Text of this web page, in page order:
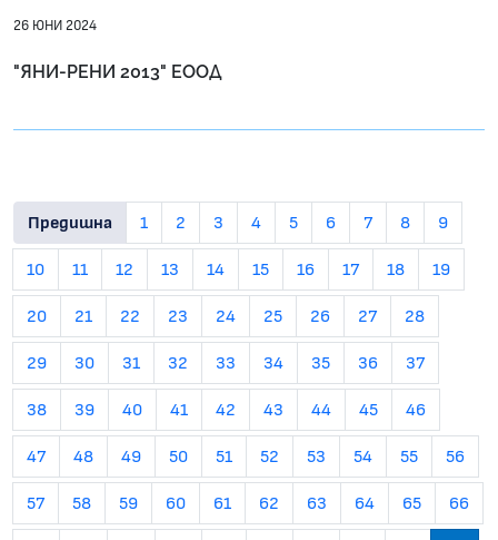
26 ЮНИ 2024
"ЯНИ-РЕНИ 2013" ЕООД
Предишна 1 2 3 4 5 6 7 8 9
10 11 12 13 14 15 16 17 18 19
20 21 22 23 24 25 26 27 28
29 30 31 32 33 34 35 36 37
38 39 40 41 42 43 44 45 46
47 48 49 50 51 52 53 54 55 56
57 58 59 60 61 62 63 64 65 66